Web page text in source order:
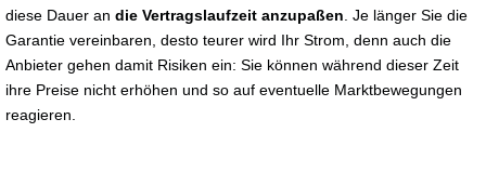
diese Dauer an die Vertragslaufzeit anzupaßen . Je länger Sie die
Garantie vereinbaren, desto teurer wird Ihr Strom, denn auch die
Anbieter gehen damit Risiken ein: Sie können während dieser Zeit
ihre Preise nicht erhöhen und so auf eventuelle Marktbewegungen
reagieren.